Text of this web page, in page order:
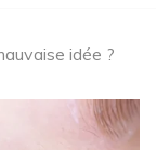
idée ?